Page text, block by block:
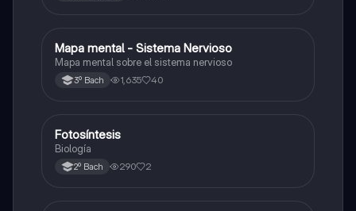
Biología
Mapa mental - Sistema Nervioso
Mapa mental sobre el sistema nervioso
3º Bach 1,635 40
Biología
Fotosíntesis
Biología
2º Bach 290 2